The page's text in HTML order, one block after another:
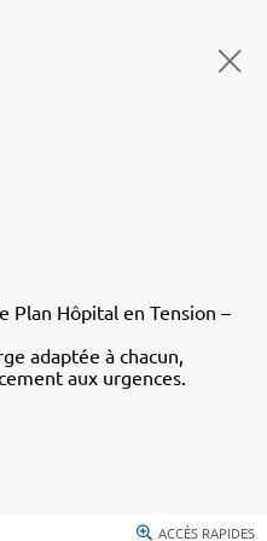
Plan Hôpital en Tension –
adaptée à chacun,
aux urgences.
ACCÈS RAPIDES